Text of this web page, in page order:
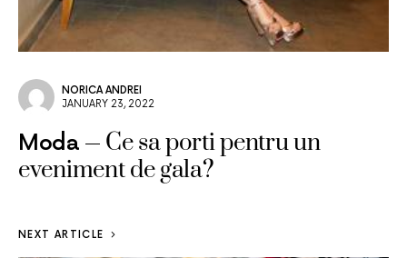
NORICA ANDREI
JANUARY 23, 2022
Moda
Ce sa porti pentru un
eveniment de gala?
NEXT ARTICLE